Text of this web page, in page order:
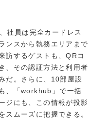
社員は完全カードレス
ンスから執務エリアまで
訪するゲストも、QRコ
、その認証方法と利用者
だ。さらに、10部屋設
、「workhub」で一括
ジにも、この情報が投影
スムーズに把握できる。